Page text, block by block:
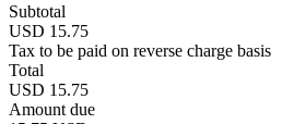
Subtotal
USD 15.75
Tax to be paid on reverse charge basis
Total
USD 15.75
Amount due